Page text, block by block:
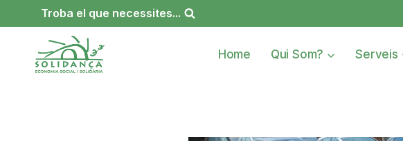
Troba el que necessites...
Home Qui Som? Serveis